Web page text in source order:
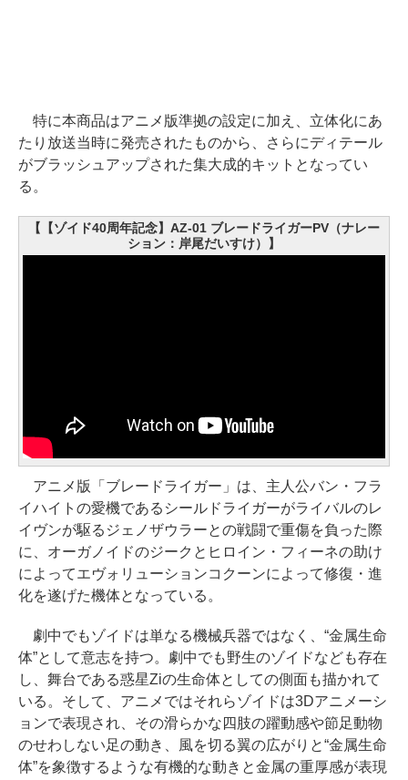
特に本商品はアニメ版準拠の設定に加え、立体化にあ
たり放送当時に発売されたものから、さらにディテール
がブラッシュアップされた集大成的キットとなってい
る。
【【ゾイド40周年記念】AZ-01 ブレードライガーPV（ナレー
ション：岸尾だいすけ）】
アニメ版「ブレードライガー」は、主人公バン・フラ
イハイトの愛機であるシールドライガーがライバルのレ
イヴンが駆るジェノザウラーとの戦闘で重傷を負った際
に、オーガノイドのジークとヒロイン・フィーネの助け
によってエヴォリューションコクーンによって修復・進
化を遂げた機体となっている。
劇中でもゾイドは単なる機械兵器ではなく、“金属生命
体”として意志を持つ。劇中でも野生のゾイドなども存在
し、舞台である惑星Ziの生命体としての側面も描かれて
いる。そして、アニメではそれらゾイドは3Dアニメーシ
ョンで表現され、その滑らかな四肢の躍動感や節足動物
のせわしない足の動き、風を切る翼の広がりと“金属生命
体”を象徴するような有機的な動きと金属の重厚感が表現